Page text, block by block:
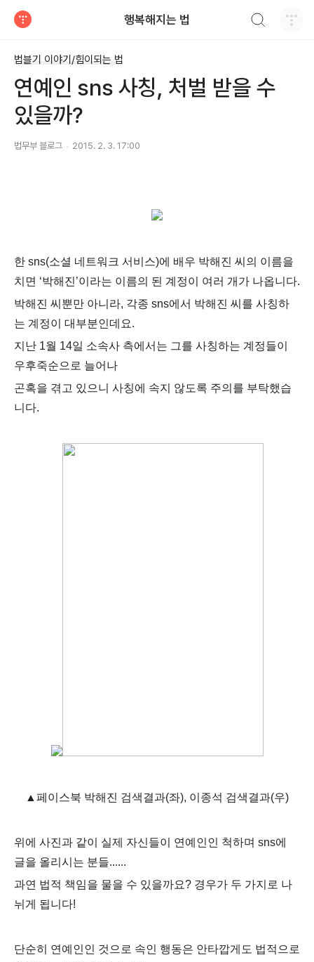
행복해지는 법
법블기 이야기/힘이되는 법
연예인 sns 사칭, 처벌 받을 수
있을까?
법무부 블로그 2015. 2. 3. 17:00
한 sns(소셜 네트워크 서비스)에 배우 박해진 씨의 이름을
치면 ‘박해진’이라는 이름의 된 계정이 여러 개가 나옵니다.
박해진 씨뿐만 아니라, 각종 sns에서 박해진 씨를 사칭하
는 계정이 대부분인데요.
지난 1월 14일 소속사 측에서는 그를 사칭하는 계정들이
우후죽순으로 늘어나
곤혹을 겪고 있으니 사칭에 속지 않도록 주의를 부탁했습
니다.
▲페이스북 박해진 검색결과(좌), 이종석 검색결과(우)
위에 사진과 같이 실제 자신들이 연예인인 척하며 sns에
글을 올리시는 분들......
과연 법적 책임을 물을 수 있을까요? 경우가 두 가지로 나
뉘게 됩니다!
단순히 연예인인 것으로 속인 행동은 안타깝게도 법적으로